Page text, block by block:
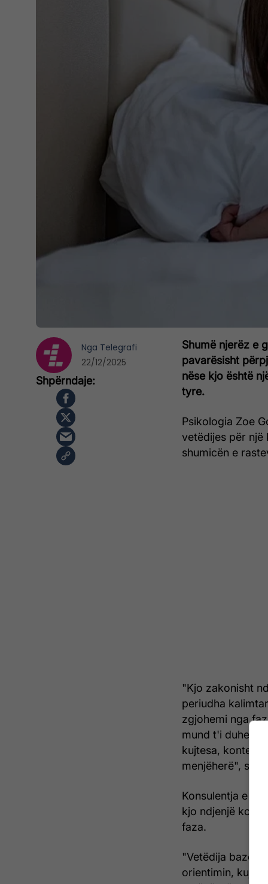
Shumë njerëz e
pavarësisht
nëse kjo është
tyre.
Psikologia Zoe
vetëdijes për një
shumicën e
"Kjo zakonisht
periudha
zgjohemi nga
mund t'i duhet
kujtesa,
menjëherë",
Konsulentja e
kjo ndjenjë
faza.
"Vetëdija bazë
orientimin,
Nga Telegrafi
22/12/2025